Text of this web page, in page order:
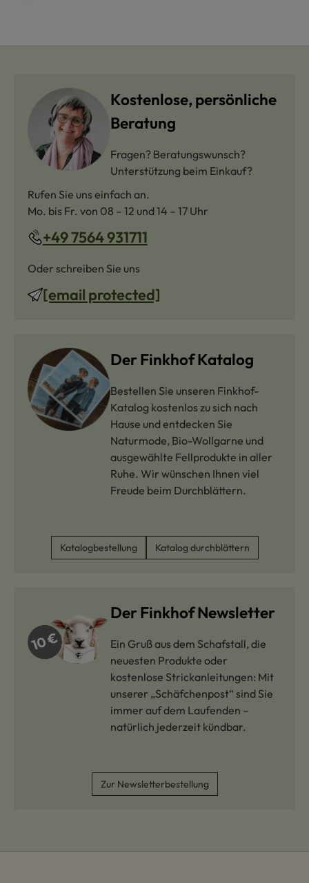
Kostenlose, persönliche
Beratung
Fragen? Beratungswunsch?
Unterstützung beim Einkauf?
Rufen Sie uns einfach an.
Mo. bis Fr. von 08 – 12 und 14 – 17 Uhr
+49 7564 931711
Oder schreiben Sie uns
[email protected]
Der Finkhof Katalog
Bestellen Sie unseren Finkhof-
Katalog kostenlos zu sich nach
Hause und entdecken Sie
Naturmode, Bio-Wollgarne und
ausgewählte Fellprodukte in aller
Ruhe. Wir wünschen Ihnen viel
Freude beim Durchblättern.
Katalogbestellung Katalog durchblättern
Der Finkhof Newsletter
Ein Gruß aus dem Schafstall, die
neuesten Produkte oder
kostenlose Strickanleitungen: Mit
unserer „Schäfchenpost“ sind Sie
immer auf dem Laufenden –
natürlich jederzeit kündbar.
Zur Newsletterbestellung